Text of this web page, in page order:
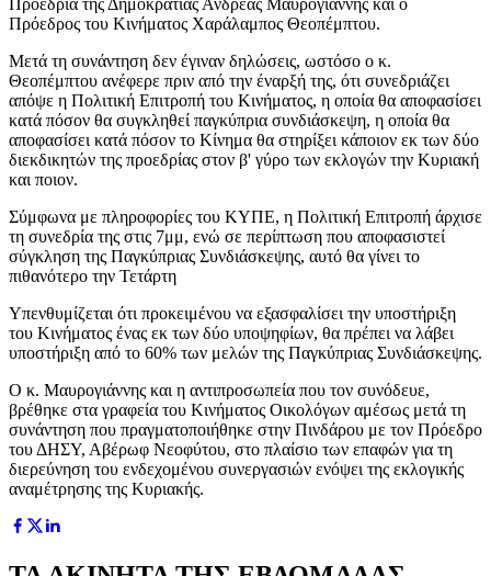
Πρόεδρος του Κινήματος Χαράλαμπος Θεοπέμπτου.
Μετά τη συνάντηση δεν έγιναν δηλώσεις, ωστόσο ο κ.
Θεοπέμπτου ανέφερε πριν από την έναρξή της, ότι συνεδριάζει
απόψε η Πολιτική Επιτροπή του Κινήματος, η οποία θα αποφασίσει
κατά πόσον θα συγκληθεί παγκύπρια συνδιάσκεψη, η οποία θα
αποφασίσει κατά πόσον το Κίνημα θα στηρίξει κάποιον εκ των δύο
διεκδικητών της προεδρίας στον β' γύρο των εκλογών την Κυριακή
και ποιον.
Σύμφωνα με πληροφορίες του ΚΥΠΕ, η Πολιτική Επιτροπή άρχισε
τη συνεδρία της στις 7μμ, ενώ σε περίπτωση που αποφασιστεί
σύγκληση της Παγκύπριας Συνδιάσκεψης, αυτό θα γίνει το
πιθανότερο την Τετάρτη
Υπενθυμίζεται ότι προκειμένου να εξασφαλίσει την υποστήριξη
του Κινήματος ένας εκ των δύο υποψηφίων, θα πρέπει να λάβει
υποστήριξη από το 60% των μελών της Παγκύπριας Συνδιάσκεψης.
Ο κ. Μαυρογιάννης και η αντιπροσωπεία που τον συνόδευε,
βρέθηκε στα γραφεία του Κινήματος Οικολόγων αμέσως μετά τη
συνάντηση που πραγματοποιήθηκε στην Πινδάρου με τον Πρόεδρο
του ΔΗΣΥ, Αβέρωφ Νεοφύτου, στο πλαίσιο των επαφών για τη
διερεύνηση του ενδεχομένου συνεργασιών ενόψει της εκλογικής
αναμέτρησης της Κυριακής.